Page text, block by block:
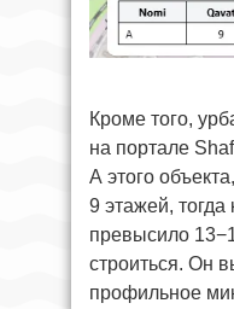
Кроме того,
на портале
A этого
9 этажей, тогда
превысило
строиться. Он
профильное